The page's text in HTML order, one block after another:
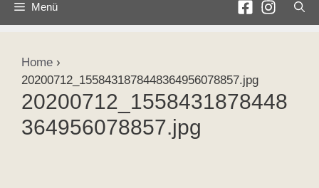
Menü
Home ›
20200712_1558431878448364956078857.jpg
20200712_1558431878448
364956078857.jpg